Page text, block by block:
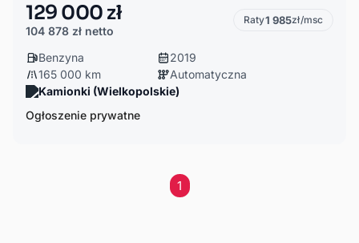
129 000 zł
104 878 zł netto
Raty1 985zł/msc
Benzyna
2019
165 000 km
Automatyczna
Kamionki (Wielkopolskie)
Ogłoszenie prywatne
1